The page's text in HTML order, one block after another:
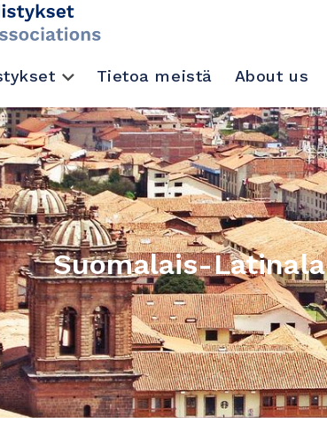
Tietoa meistä About us
Suomalais-